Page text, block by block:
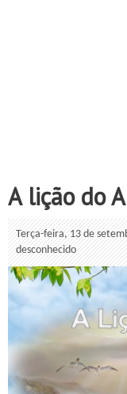
A lição do
Terça-feira, 13 de
desconhecido